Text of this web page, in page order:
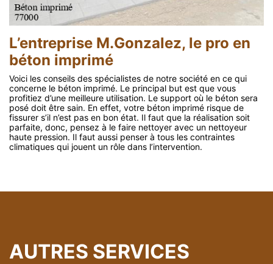
L’entreprise M.Gonzalez, le pro en
béton imprimé
Voici les conseils des spécialistes de notre société en ce qui
concerne le béton imprimé. Le principal but est que vous
profitiez d’une meilleure utilisation. Le support où le béton sera
posé doit être sain. En effet, votre béton imprimé risque de
fissurer s’il n’est pas en bon état. Il faut que la réalisation soit
parfaite, donc, pensez à le faire nettoyer avec un nettoyeur
haute pression. Il faut aussi penser à tous les contraintes
climatiques qui jouent un rôle dans l’intervention.
AUTRES SERVICES